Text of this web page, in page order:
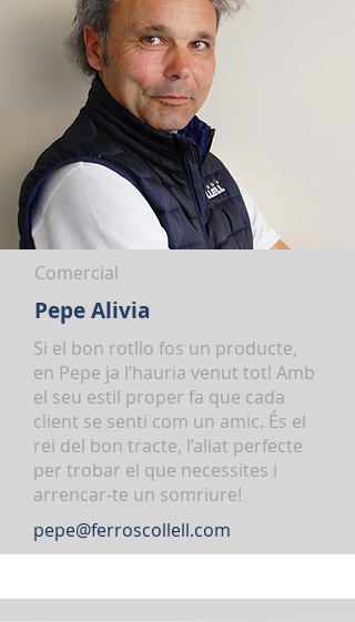
Comercial
Pepe Alivia
Si el bon rotllo fos un producte,
en Pepe ja l’hauria venut tot! Amb
el seu estil proper fa que cada
client se senti com un amic. És el
rei del bon tracte, l’aliat perfecte
per trobar el que necessites i
arrencar-te un somriure!
pepe@ferroscollell.com